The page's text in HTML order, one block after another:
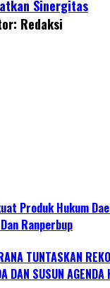
Sinergitas
Redaksi
Produk Hukum
Ranperbup
TUNTASKAN
DAN SUSUN